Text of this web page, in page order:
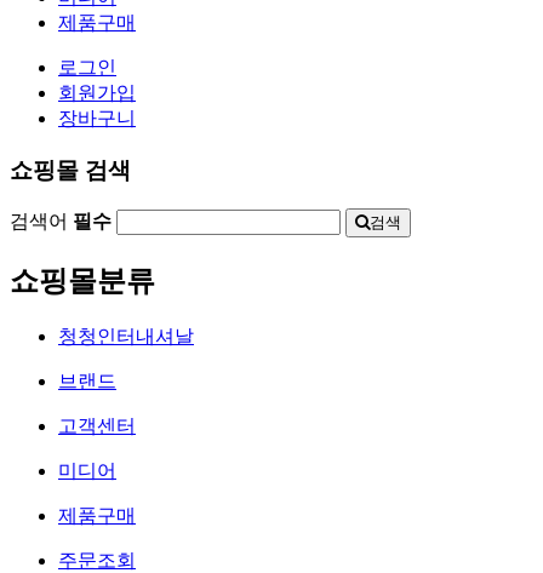
제품구매
로그인
회원가입
장바구니
쇼핑몰 검색
검색어 필수 검색
쇼핑몰분류
청청인터내셔날
브랜드
고객센터
미디어
제품구매
주문조회